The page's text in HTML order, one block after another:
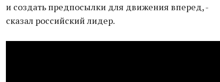
и создать предпосылки для движения вперед, -
сказал российский лидер.